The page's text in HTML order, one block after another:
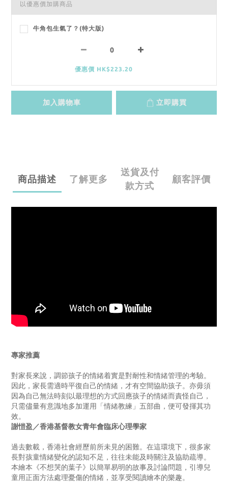
以優惠價加購商品
牛角包生氣了？(特大版)
優惠價 HK$223.20
加入購物車 立即購買
商品描述 了解更多
送貨及付
款方式
顧客評價
專家推薦
對家長來說，調節孩子的情緒着實是對耐性和情緒管理的考驗。
因此，家長需適時平復自己的情緒，才有空間協助孩子。亦毋須
因為自己無法時刻以最理想的方式回應孩子的情緒而責怪自己，
只需儘量有意識地多加運用「情緒教練」五部曲，便可發揮其功
效。
謝愷盈／香港基督教女青年會臨床心理學家
過去數載，香港社會經歷前所未見的困難。在這環境下，很多家
長對孩童情緒變化的認知不足，往往未能及時關注及協助疏導。
本繪本《不想哭的葉子》以簡單易明的故事及討論問題，引導兒
童用正面方法處理憂傷的情緒，並享受閱讀繪本的樂趣。